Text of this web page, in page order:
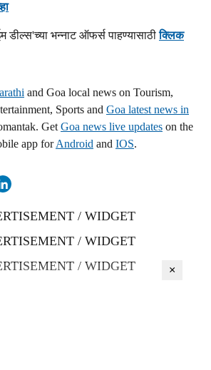
डील्स'च्या भन्नाट ऑफर्स पाहण्यासाठीक्लिक
and Goa local news on Tourism,
Sports and Goa latest news in
Get Goa news live updates on the
app forAndroid and IOS.
/ WIDGET
/ WIDGET
/ WIDGET
×